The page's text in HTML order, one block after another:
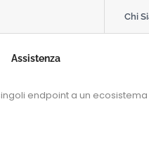
Chi
Assistenza
endpoint a un